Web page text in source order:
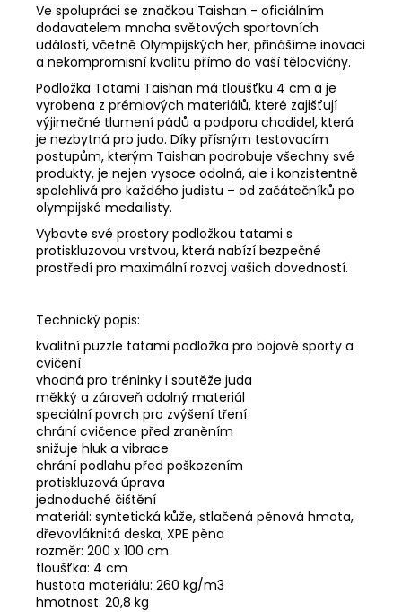
Ve spolupráci se značkou Taishan - oficiálním
dodavatelem mnoha světových sportovních
událostí, včetně Olympijských her, přinášíme inovaci
a nekompromisní kvalitu přímo do vaší tělocvičny.
Podložka Tatami Taishan má tloušťku 4 cm a je
vyrobena z prémiových materiálů, které zajišťují
výjimečné tlumení pádů a podporu chodidel, která
je nezbytná pro judo. Díky přísným testovacím
postupům, kterým Taishan podrobuje všechny své
produkty, je nejen vysoce odolná, ale i konzistentně
spolehlivá pro každého judistu – od začátečníků po
olympijské medailisty.
Vybavte své prostory podložkou tatami s
protiskluzovou vrstvou, která nabízí bezpečné
prostředí pro maximální rozvoj vašich dovedností.
Technický popis:
kvalitní puzzle tatami podložka pro bojové sporty a
cvičení
vhodná pro tréninky i soutěže juda
měkký a zároveň odolný materiál
speciální povrch pro zvýšení tření
chrání cvičence před zraněním
snižuje hluk a vibrace
chrání podlahu před poškozením
protiskluzová úprava
jednoduché čištění
materiál: syntetická kůže, stlačená pěnová hmota,
dřevovláknitá deska, XPE pěna
rozměr: 200 x 100 cm
tloušťka: 4 cm
hustota materiálu: 260 kg/m3
hmotnost: 20,8 kg